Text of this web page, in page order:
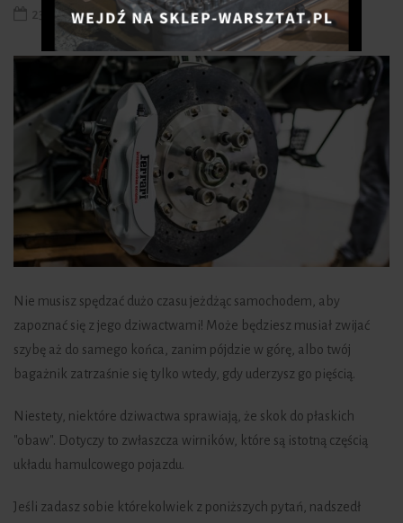
23 września 2020
Nie musisz spędzać dużo czasu jeżdżąc samochodem, aby
zapoznać się z jego dziwactwami! Może będziesz musiał zwijać
szybę aż do samego końca, zanim pójdzie w górę, albo twój
bagażnik zatrzaśnie się tylko wtedy, gdy uderzysz go pięścią.
Niestety, niektóre dziwactwa sprawiają, że skok do płaskich
"obaw". Dotyczy to zwłaszcza wirników, które są istotną częścią
układu hamulcowego pojazdu.
Jeśli zadasz sobie którekolwiek z poniższych pytań, nadszedł